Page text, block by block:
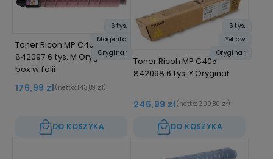
Toner Ricoh MP C406
842097 6 tys. M Oryginał no
box w folii
176,99 zł(netto: 143,89 zł)
DO KOSZYKA
6 tys.
Magenta
Oryginał
Toner Ricoh MP C406
842098 6 tys. Y Oryginał
246,99 zł(netto: 200,80 zł)
DO KOSZYKA
6 tys.
Yellow
Oryginał